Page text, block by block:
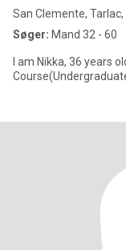
San Clemente,
Søger: Mand 32 - 60
I am Nikka, 36 years